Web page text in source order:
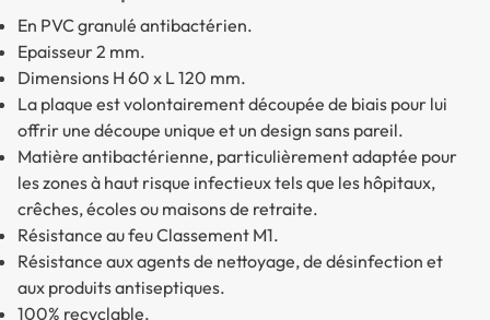
En PVC granulé antibactérien.
Epaisseur 2 mm.
Dimensions H 60 x L 120 mm.
La plaque est volontairement découpée de biais pour lui
offrir une découpe unique et un design sans pareil.
Matière antibactérienne, particulièrement adaptée pour
les zones à haut risque infectieux tels que les hôpitaux,
crêches, écoles ou maisons de retraite.
Résistance au feu Classement M1.
Résistance aux agents de nettoyage, de désinfection et
aux produits antiseptiques.
100% recyclable.